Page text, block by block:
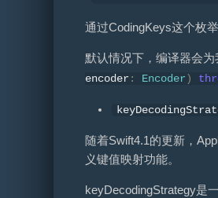
通过CodingKeys这个枚
默认情况下，编译器会
encoder: Encoder)
随着Swift4.1的更新，
义键值映射功能。
keyDecodingStrategy是